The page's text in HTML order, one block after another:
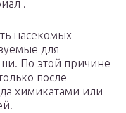
.
насекомых
для
По этой причине
после
химикатами или